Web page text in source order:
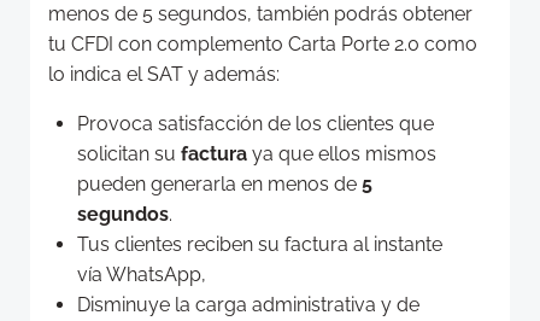
menos de 5 segundos, también podrás obtener
tu CFDI con complemento Carta Porte 2.0 como
lo indica el SAT y además:
Provoca satisfacción de los clientes que
solicitan su factura ya que ellos mismos
pueden generarla en menos de 5
segundos.
Tus clientes reciben su factura al instante
vía WhatsApp,
Disminuye la carga administrativa y de